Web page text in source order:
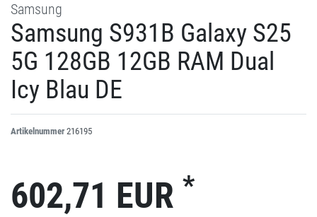
Samsung
Samsung S931B Galaxy S25
5G 128GB 12GB RAM Dual
Icy Blau DE
Artikelnummer 216195
602,71 EUR *